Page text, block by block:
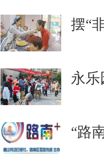
摆“
永
“路